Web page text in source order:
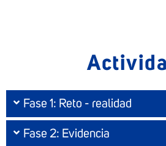
Activ|
Fase 1: Reto - realidad
Fase 2: Evidencia